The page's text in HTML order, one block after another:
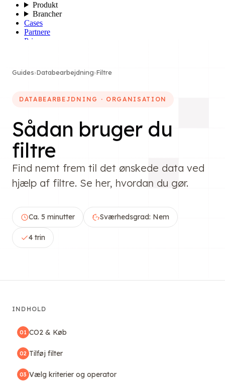
Produkt
Brancher
Cases
Partnere
Priser
Guides›Databearbejdning›Filtre
DATABEARBEJDNING · ORGANISATION
Sådan bruger du
filtre
Find nemt frem til det ønskede data ved
hjælp af filtre. Se her, hvordan du gør.
Ca. 5 minutter Sværhedsgrad: Nem
4 trin
INDHOLD
01 CO2 & Køb
02 Tilføj filter
03 Vælg kriterier og operator